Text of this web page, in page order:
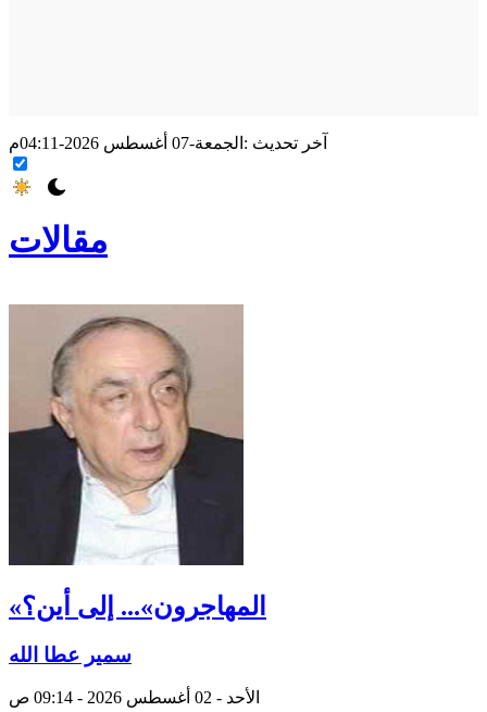
آخر تحديث : الجمعة-07 أغسطس 2026-04:11م
مقالات
«المهاجرون»... إلى أين؟
سمير عطا الله
الأحد - 02 أغسطس 2026 - 09:14 ص